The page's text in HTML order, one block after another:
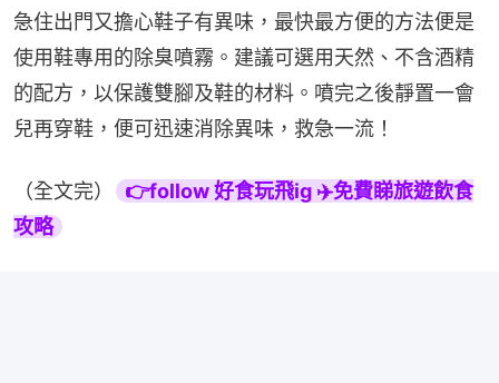
急住出門又擔心鞋子有異味，最快最方便的方法便是
使用鞋專用的除臭噴霧。建議可選用天然、不含酒精
的配方，以保護雙腳及鞋的材料。噴完之後靜置一會
兒再穿鞋，便可迅速消除異味，救急一流！
（全文完）
👉follow 好食玩飛ig ✈️免費睇旅遊飲食
攻略